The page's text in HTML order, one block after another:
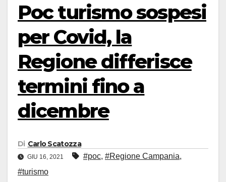
Poc turismo sospesi
per Covid, la
Regione differisce
termini fino a
dicembre
Di Carlo Scatozza
GIU 16, 2021 #poc, #Regione Campania,
#turismo